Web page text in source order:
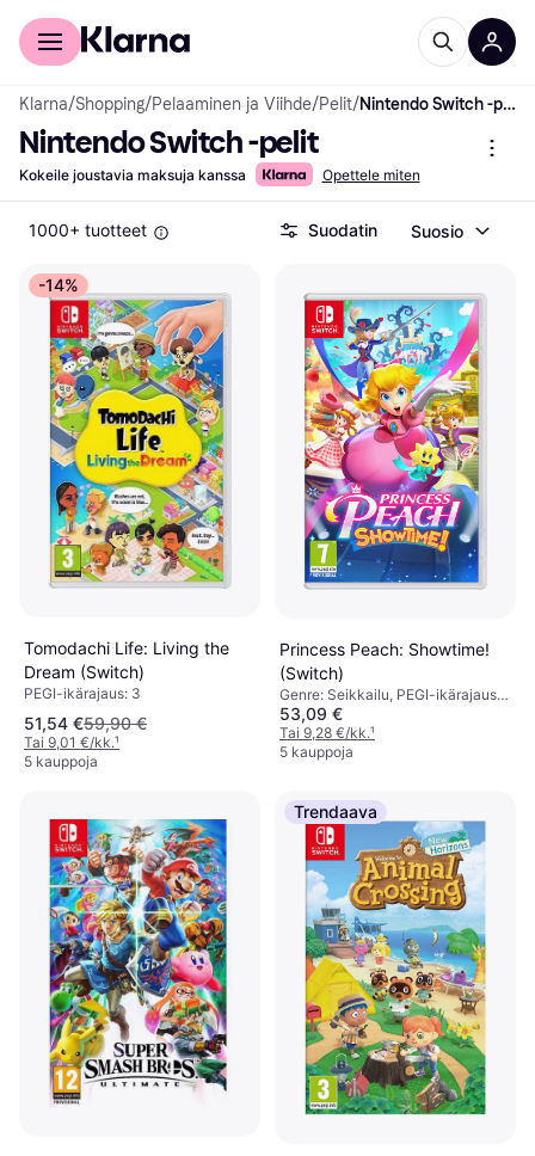
Kuluttajille
Klarna/Shopping/Pelaaminen ja Viihde/Pelit/ Nintendo Switch -pelit
Nintendo Switch -pelit
Kokeile joustavia maksuja kanssa Opettele miten
1000+ tuotteet Suodatin Suosio
-14%
Tomodachi Life: Living the
Dream (Switch)
PEGI-ikärajaus: 3
51,54 €59,90 €
Tai 9,01 €/kk.¹
5 kauppoja
Princess Peach: Showtime!
(Switch)
Genre: Seikkailu, PEGI-ikärajaus:
7
53,09 €
Tai 9,28 €/kk.¹
5 kauppoja
Trendaava